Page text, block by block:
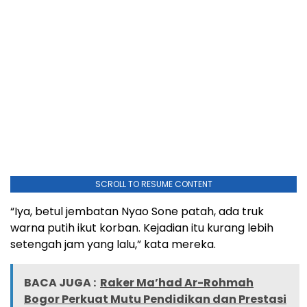
SCROLL TO RESUME CONTENT
“Iya, betul jembatan Nyao Sone patah, ada truk
warna putih ikut korban. Kejadian itu kurang lebih
setengah jam yang lalu,” kata mereka.
BACA JUGA : Raker Ma’had Ar-Rohmah
Bogor Perkuat Mutu Pendidikan dan Prestasi